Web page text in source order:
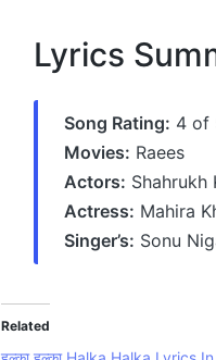
Lyrics
Song Rating: 4 of
Movies: Raees
Actors: Shahrukh
Actress: Mahira
Singer’s: Sonu
Related